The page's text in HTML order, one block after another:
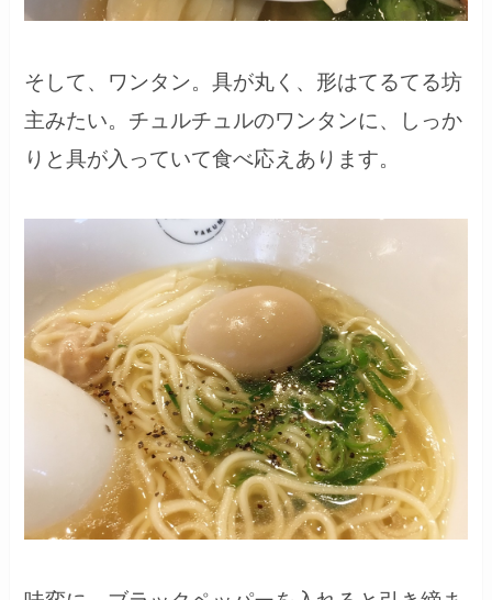
そして、ワンタン。具が丸く、形はてるてる坊
主みたい。チュルチュルのワンタンに、しっか
りと具が入っていて食べ応えあります。